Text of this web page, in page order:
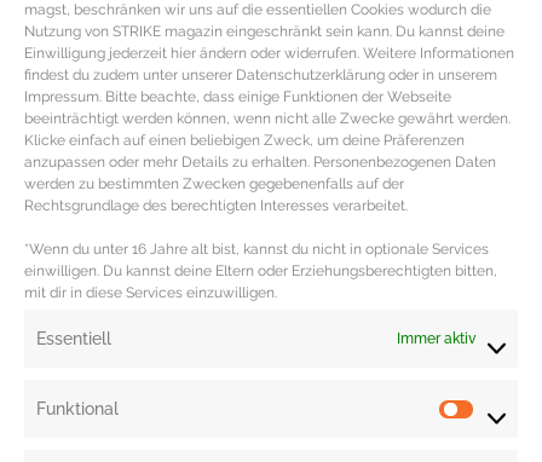
magst, beschränken wir uns auf die essentiellen Cookies wodurch die
Nutzung von STRIKE magazin eingeschränkt sein kann. Du kannst deine
Einwilligung jederzeit hier ändern oder widerrufen. Weitere Informationen
findest du zudem unter unserer Datenschutzerklärung oder in unserem
Impressum. Bitte beachte, dass einige Funktionen der Webseite
beeinträchtigt werden können, wenn nicht alle Zwecke gewährt werden.
Klicke einfach auf einen beliebigen Zweck, um deine Präferenzen
anzupassen oder mehr Details zu erhalten. Personenbezogenen Daten
werden zu bestimmten Zwecken gegebenenfalls auf der
Rechtsgrundlage des berechtigten Interesses verarbeitet.
*Wenn du unter 16 Jahre alt bist, kannst du nicht in optionale Services
einwilligen. Du kannst deine Eltern oder Erziehungsberechtigten bitten,
mit dir in diese Services einzuwilligen.
Essentiell Immer aktiv
Funktional
INSIGHT PRAG – Vom Leben in Prag
plus persönliche Tipps und
Travelguide Prag plus persönlIChe Insidertipps &
die neue Heimat von
MEHR DAZU »